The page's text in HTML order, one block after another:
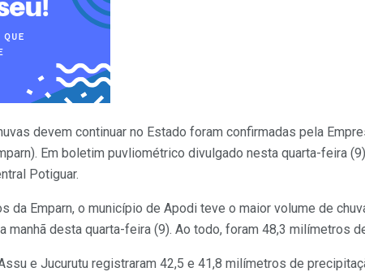
devem continuar no Estado foram confirmadas pela
Em boletim puvliométrico divulgado nesta quarta-feira
Potiguar.
da Emparn, o município de Apodi teve o maior volume de
manhã desta quarta-feira (9). Ao todo, foram 48,3 milímetros
e Jucurutu registraram 42,5 e 41,8 milímetros de